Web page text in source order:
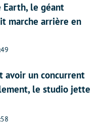
Earth, le géant
marche arrière en
avoir un concurrent
le studio jette